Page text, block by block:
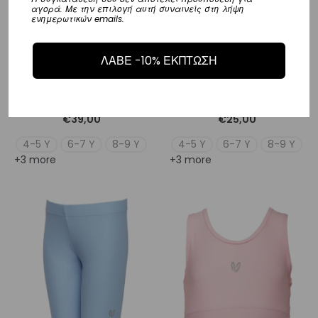
€39,00
4-5 Y
6-7 Y
8-9 Y
+3 more
€25,00
4-5 Y
6-7 Y
8-9 Y
+3 more
αγορά. Με την επιλογή αυτή συναινείς στη λήψη
ενημερωτικών emails.
ΛΑΒΕ -10% ΕΚΠΤΩΣΗ